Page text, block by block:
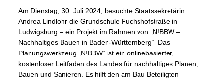
Am Dienstag, 30. Juli 2024, besuchte Staatssekretärin
Andrea Lindlohr die Grundschule Fuchshofstraße in
Ludwigsburg – ein Projekt im Rahmen von „N!BBW –
Nachhaltiges Bauen in Baden-Württemberg“. Das
Planungswerkzeug „N!BBW“ ist ein onlinebasierter,
kostenloser Leitfaden des Landes für nachhaltiges Planen,
Bauen und Sanieren. Es hilft den am Bau Beteiligten